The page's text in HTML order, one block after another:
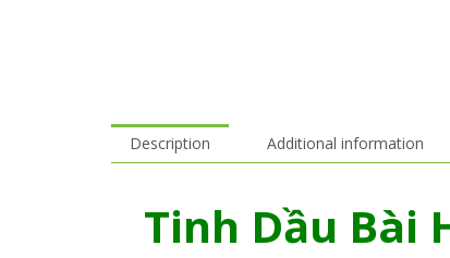
Description Additional information
Tinh Dầu Bài